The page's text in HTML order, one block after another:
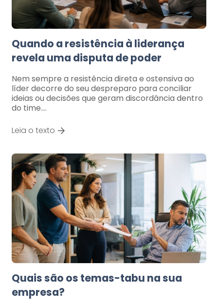
Quando a resistência à liderança
revela uma disputa de poder
Nem sempre a resistência direta e ostensiva ao
líder decorre do seu despreparo para conciliar
ideias ou decisões que geram discordância dentro
do time.…
Leia o texto
Quais são os temas-tabu na sua
empresa?